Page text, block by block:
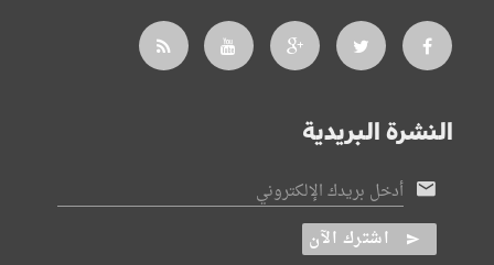
النشرة البريدية
أدخل بريدك الإلكتروني
اشترك الآن